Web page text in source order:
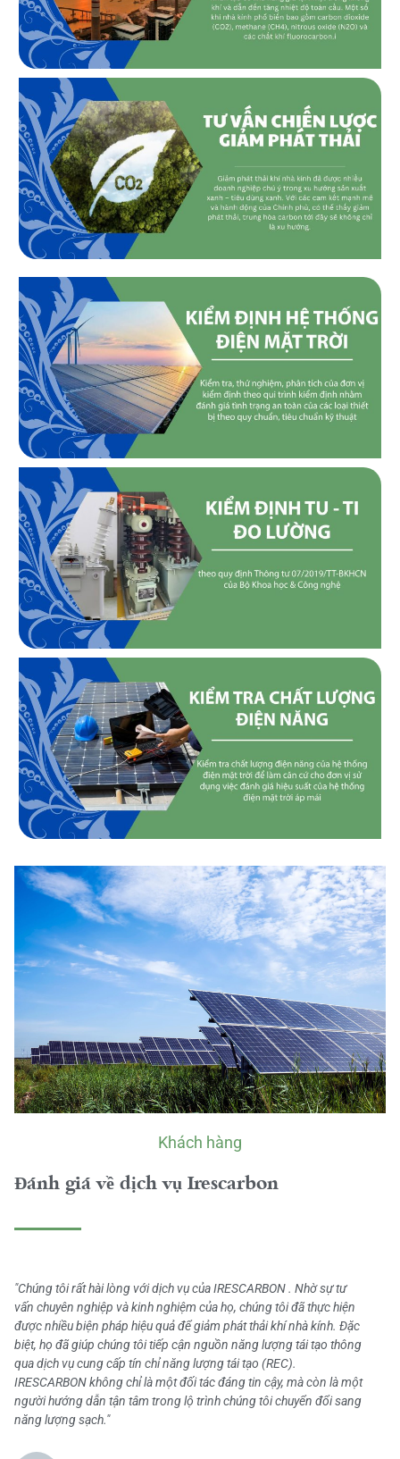
Khách hàng
Đánh giá về dịch vụ Irescarbon
"Chúng tôi rất hài lòng với dịch vụ của IRESCARBON . Nhờ sự tư
vấn chuyên nghiệp và kinh nghiệm của họ, chúng tôi đã thực hiện
được nhiều biện pháp hiệu quả để giảm phát thải khí nhà kính. Đặc
biệt, họ đã giúp chúng tôi tiếp cận nguồn năng lượng tái tạo thông
qua dịch vụ cung cấp tín chỉ năng lượng tái tạo (REC).
IRESCARBON không chỉ là một đối tác đáng tin cậy, mà còn là một
người hướng dẫn tận tâm trong lộ trình chúng tôi chuyển đổi sang
năng lượng sạch."